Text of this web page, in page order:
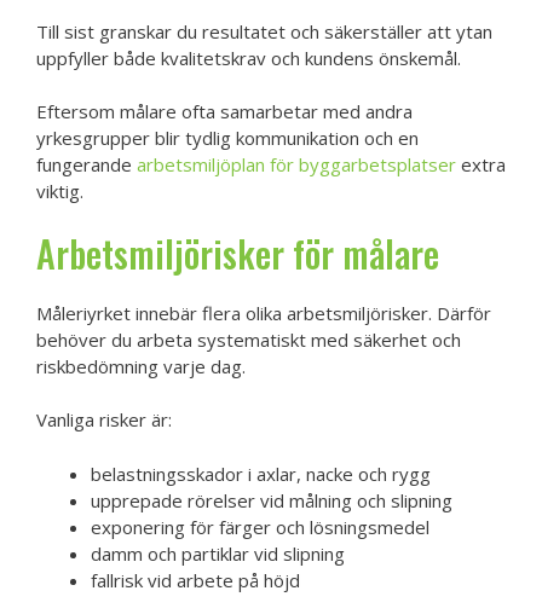
Till sist granskar du resultatet och säkerställer att ytan
uppfyller både kvalitetskrav och kundens önskemål.
Eftersom målare ofta samarbetar med andra
yrkesgrupper blir tydlig kommunikation och en
fungerande arbetsmiljöplan för byggarbetsplatser extra
viktig.
Arbetsmiljörisker för målare
Måleriyrket innebär flera olika arbetsmiljörisker. Därför
behöver du arbeta systematiskt med säkerhet och
riskbedömning varje dag.
Vanliga risker är:
belastningsskador i axlar, nacke och rygg
upprepade rörelser vid målning och slipning
exponering för färger och lösningsmedel
damm och partiklar vid slipning
fallrisk vid arbete på höjd